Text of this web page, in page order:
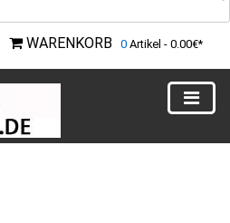
WARENKORB 0 Artikel - 0.00€*